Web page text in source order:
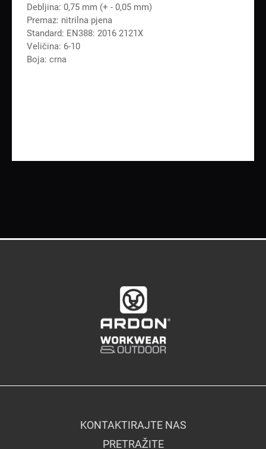
Debljina: 0,75 mm (+ - 0,05 mm)
Premaz: nitrilna pjena
Standard: EN388: 2016 2121X
Veličina: 6-10
Boja: crna
KONTAKTIRAJTE NAS
PRETRAŽITE